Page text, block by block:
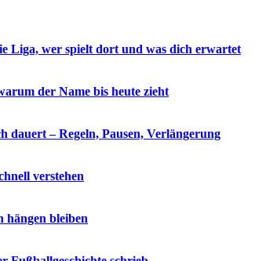
Liga, wer spielt dort und was dich erwartet
der Name bis heute zieht
dauert – Regeln, Pausen, Verlängerung
verstehen
hängen bleiben